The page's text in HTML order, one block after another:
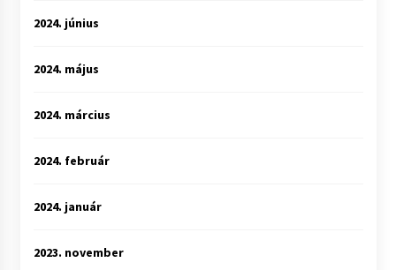
2024. június
2024. május
2024. március
2024. február
2024. január
2023. november